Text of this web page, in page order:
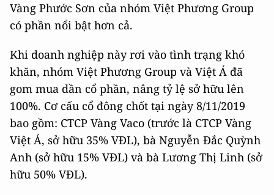
Vàng Phước Sơn của nhóm Việt Phương Group
có phần nổi bật hơn cả.
Khi doanh nghiệp này rơi vào tình trạng khó
khăn, nhóm Việt Phương Group và Việt Á đã
gom mua dần cổ phần, nâng tỷ lệ sở hữu lên
100%. Cơ cấu cổ đông chốt tại ngày 8/11/2019
bao gồm: CTCP Vàng Vaco (trước là CTCP Vàng
Việt Á, sở hữu 35% VĐL), bà Nguyễn Đắc Quỳnh
Anh (sở hữu 15% VĐL) và bà Lương Thị Linh (sở
hữu 50% VĐL).